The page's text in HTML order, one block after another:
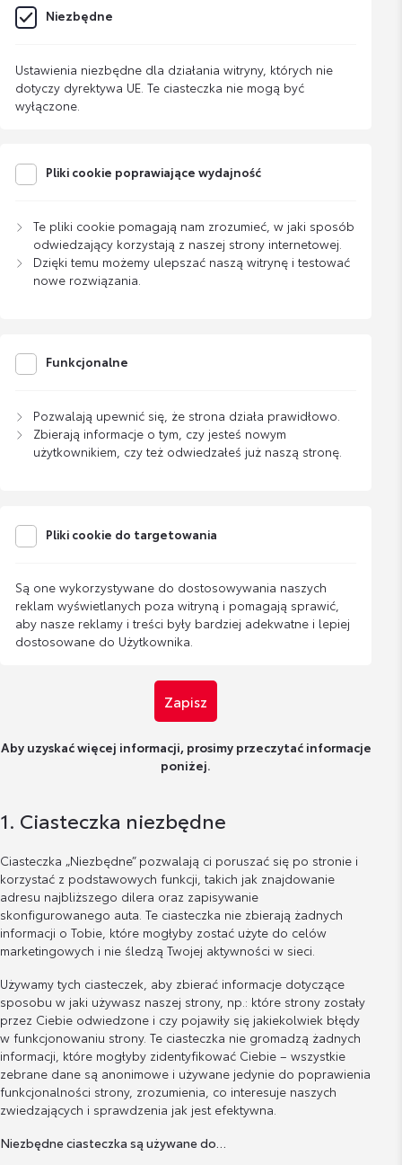
Niezbędne
Ustawienia niezbędne dla działania witryny, których nie
dotyczy dyrektywa UE. Te ciasteczka nie mogą być
wyłączone.
Pliki cookie poprawiające wydajność
Te pliki cookie pomagają nam zrozumieć, w jaki sposób
odwiedzający korzystają z naszej strony internetowej.
Dzięki temu możemy ulepszać naszą witrynę i testować
nowe rozwiązania.
Funkcjonalne
Pozwalają upewnić się, że strona działa prawidłowo.
Zbierają informacje o tym, czy jesteś nowym
użytkownikiem, czy też odwiedzałeś już naszą stronę.
Pliki cookie do targetowania
Są one wykorzystywane do dostosowywania naszych
reklam wyświetlanych poza witryną i pomagają sprawić,
aby nasze reklamy i treści były bardziej adekwatne i lepiej
dostosowane do Użytkownika.
Zapisz
Aby uzyskać więcej informacji, prosimy przeczytać informacje
poniżej.
1. Ciasteczka niezbędne
Ciasteczka „Niezbędne” pozwalają ci poruszać się po stronie i
korzystać z podstawowych funkcji, takich jak znajdowanie
adresu najbliższego dilera oraz zapisywanie
skonfigurowanego auta. Te ciasteczka nie zbierają żadnych
informacji o Tobie, które mogłyby zostać użyte do celów
marketingowych i nie śledzą Twojej aktywności w sieci.
Używamy tych ciasteczek, aby zbierać informacje dotyczące
sposobu w jaki używasz naszej strony, np.: które strony zostały
przez Ciebie odwiedzone i czy pojawiły się jakiekolwiek błędy
w funkcjonowaniu strony. Te ciasteczka nie gromadzą żadnych
informacji, które mogłyby zidentyfikować Ciebie – wszystkie
zebrane dane są anonimowe i używane jedynie do poprawienia
funkcjonalności strony, zrozumienia, co interesuje naszych
zwiedzających i sprawdzenia jak jest efektywna.
Niezbędne ciasteczka są używane do…